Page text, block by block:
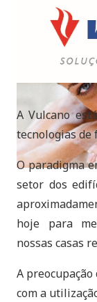
A Vulcano
tecnologias de
O paradigma
setor dos
hoje para
nossas casas
A
com a